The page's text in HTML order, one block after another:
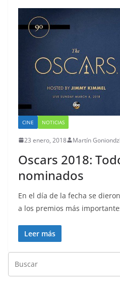
CINE NOTICIAS
23 enero, 2018 Martín
Oscars 2018:
nominados
En el día de la fecha se
a los premios más
Leer más